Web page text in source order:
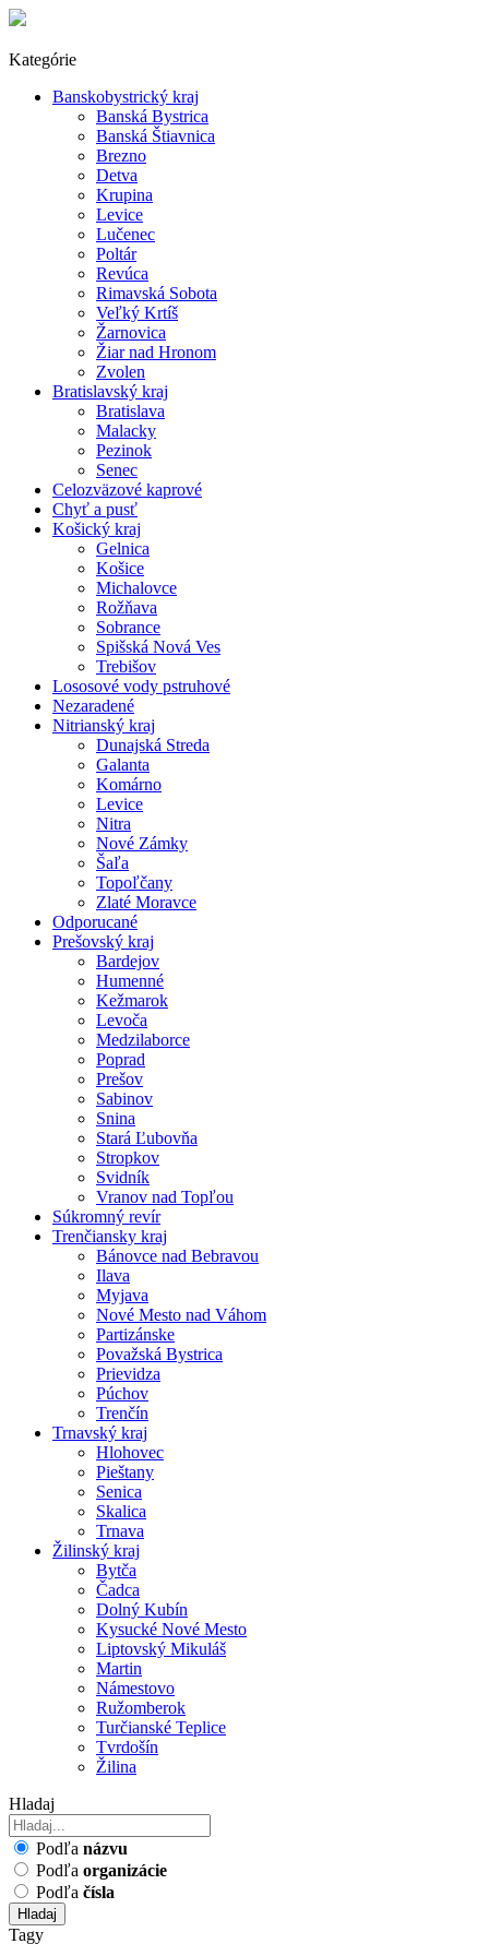
Kategórie
Banskobystrický kraj
Banská Bystrica
Banská Štiavnica
Brezno
Detva
Krupina
Levice
Lučenec
Poltár
Revúca
Rimavská Sobota
Veľký Krtíš
Žarnovica
Žiar nad Hronom
Zvolen
Bratislavský kraj
Bratislava
Malacky
Pezinok
Senec
Celozväzové kaprové
Chyť a pusť
Košický kraj
Gelnica
Košice
Michalovce
Rožňava
Sobrance
Spišská Nová Ves
Trebišov
Lososové vody pstruhové
Nezaradené
Nitrianský kraj
Dunajská Streda
Galanta
Komárno
Levice
Nitra
Nové Zámky
Šaľa
Topoľčany
Zlaté Moravce
Odporucané
Prešovský kraj
Bardejov
Humenné
Kežmarok
Levoča
Medzilaborce
Poprad
Prešov
Sabinov
Snina
Stará Ľubovňa
Stropkov
Svidník
Vranov nad Topľou
Súkromný revír
Trenčiansky kraj
Bánovce nad Bebravou
Ilava
Myjava
Nové Mesto nad Váhom
Partizánske
Považská Bystrica
Prievidza
Púchov
Trenčín
Trnavský kraj
Hlohovec
Pieštany
Senica
Skalica
Trnava
Žilinský kraj
Bytča
Čadca
Dolný Kubín
Kysucké Nové Mesto
Liptovský Mikuláš
Martin
Námestovo
Ružomberok
Turčianské Teplice
Tvrdošín
Žilina
Hladaj
Podľa názvu
Podľa organizácie
Podľa čísla
Hladaj
Tagy